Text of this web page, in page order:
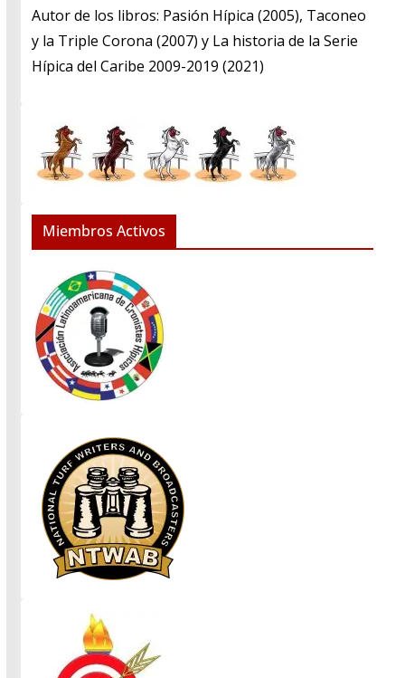
​Autor de los libros: Pasión Hípica (2005), Taconeo
y la Triple Corona (2007) y La historia de la Serie
Hípica del Caribe 2009-2019 (2021)
Miembros Activos